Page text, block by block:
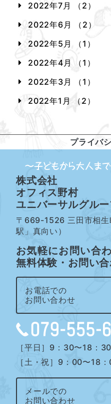
2022年7月 （2）
2022年6月 （2）
2022年5月 （1）
2022年4月 （1）
2022年3月 （1）
2022年1月 （2）
プライバ
株式会社
オフィス野村
ユニバーサルグル
〒669-1526 三田市相
駅」真向い）
お気軽にお問い合
無料体験・お問い
お電話での
お問い合わせ
［平日］9：30〜18：30
［土・祝］9：00〜18
メールでの
お問い合わせ